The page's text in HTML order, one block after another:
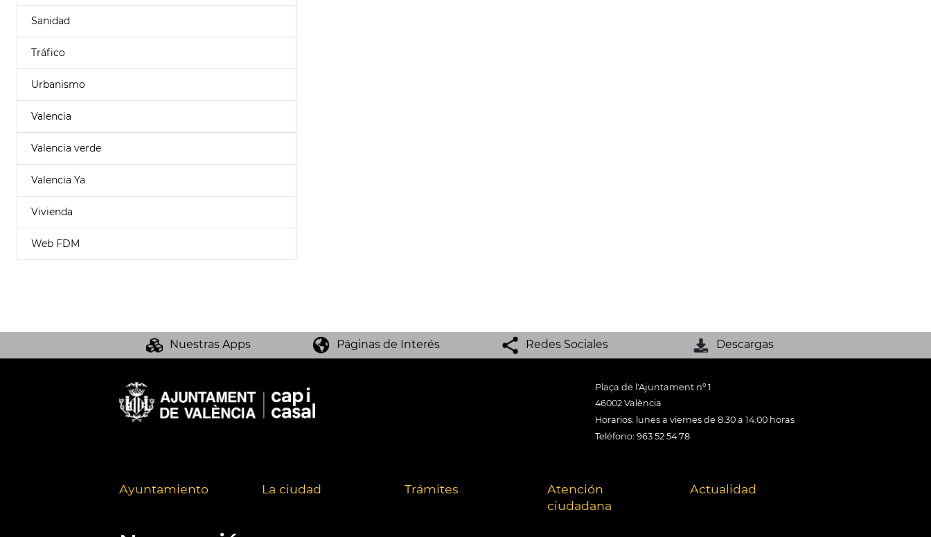
Sanidad
Tráfico
Urbanismo
Valencia
Valencia verde
Valencia Ya
Vivienda
Web FDM
Nuestras Apps Páginas de Interés Redes Sociales Descargas
Plaça de l'Ajuntament nº 1
46002 València
Horarios: lunes a viernes de 8:30 a 14:00 horas
Teléfono: 963 52 54 78
Ayuntamiento La ciudad Trámites
Atención
ciudadana
Actualidad